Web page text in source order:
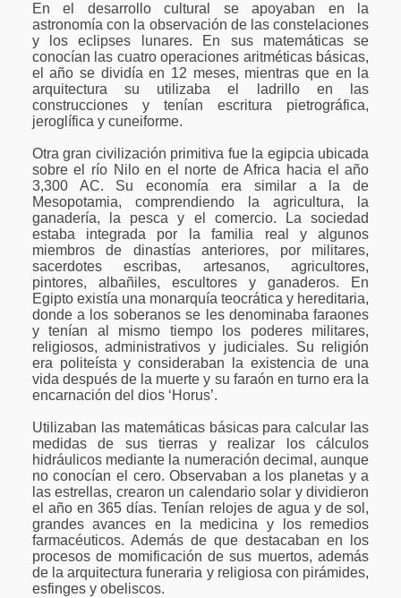
En el desarrollo cultural se apoyaban en la
astronomía con la observación de las constelaciones
y los eclipses lunares. En sus matemáticas se
conocían las cuatro operaciones aritméticas básicas,
el año se dividía en 12 meses, mientras que en la
arquitectura su utilizaba el ladrillo en las
construcciones y tenían escritura pietrográfica,
jeroglífica y cuneiforme.
Otra gran civilización primitiva fue la egipcia ubicada
sobre el río Nilo en el norte de Africa hacia el año
3,300 AC. Su economía era similar a la de
Mesopotamia, comprendiendo la agricultura, la
ganadería, la pesca y el comercio. La sociedad
estaba integrada por la familia real y algunos
miembros de dinastías anteriores, por militares,
sacerdotes escribas, artesanos, agricultores,
pintores, albañiles, escultores y ganaderos. En
Egipto existía una monarquía teocrática y hereditaria,
donde a los soberanos se les denominaba faraones
y tenían al mismo tiempo los poderes militares,
religiosos, administrativos y judiciales. Su religión
era politeísta y consideraban la existencia de una
vida después de la muerte y su faraón en turno era la
encarnación del dios ‘Horus’.
Utilizaban las matemáticas básicas para calcular las
medidas de sus tierras y realizar los cálculos
hidráulicos mediante la numeración decimal, aunque
no conocían el cero. Observaban a los planetas y a
las estrellas, crearon un calendario solar y dividieron
el año en 365 días. Tenían relojes de agua y de sol,
grandes avances en la medicina y los remedios
farmacéuticos. Además de que destacaban en los
procesos de momificación de sus muertos, además
de la arquitectura funeraria y religiosa con pirámides,
esfinges y obeliscos.